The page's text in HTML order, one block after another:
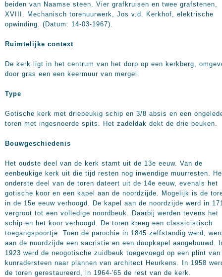
beiden van Naamse steen. Vier grafkruisen en twee grafstenen,
XVIII. Mechanisch torenuurwerk, Jos v.d. Kerkhof, elektrische
opwinding. (Datum: 14-03-1967).
Ruimtelijke context
De kerk ligt in het centrum van het dorp op een kerkberg,
door gras een een keermuur van mergel.
Type
Gotische kerk met driebeukig schip en 3/8 absis en een
toren met ingesnoerde spits. Het zadeldak dekt de drie beuken.
Bouwgeschiedenis
Het oudste deel van de kerk stamt uit de 13e eeuw. Van de
eenbeukige kerk uit die tijd resten nog inwendige muurresten.
onderste deel van de toren dateert uit de 14e eeuw, evenals het
gotische koor en een kapel aan de noordzijde. Mogelijk is de
in de 15e eeuw verhoogd. De kapel aan de noordzijde werd in
vergroot tot een volledige noordbeuk. Daarbij werden tevens het
schip en het koor verhoogd. De toren kreeg een classicistisch
toegangspoortje. Toen de parochie in 1845 zelfstandig werd,
aan de noordzijde een sacristie en een doopkapel aangebouwd.
1923 werd de neogotische zuidbeuk toegevoegd op een plint van
kunradersteen naar plannen van architect Heurkens. In 1958
de toren gerestaureerd, in 1964-'65 de rest van de kerk.